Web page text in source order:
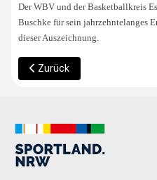
Der WBV und der Basketballkreis
Buschke für sein jahrzehntelanges
dieser Auszeichnung.
Vorheriger Beitrag:
Zurück